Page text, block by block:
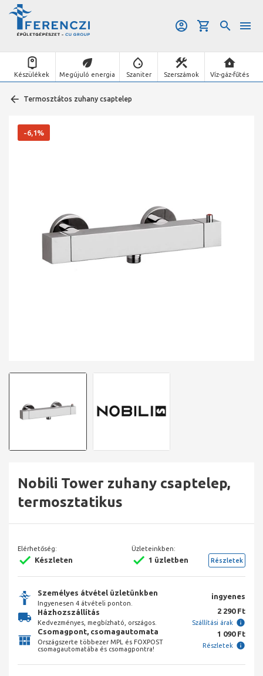
Készülékek Megújuló energia Szaniter Szerszámok Víz-gáz-fűtés
Termosztátos zuhany csaptelep
Nobili Tower zuhany csaptelep,
termosztatikus
-6,1%
Elérhetőség:
Készleten
Üzleteinkben:
1 üzletben Részletek
Személyes átvétel üzletünkben
Ingyenesen 4 átvételi ponton.
ingyenes
Házhozszállítás
Kedvezményes, megbízható, országos.
2 290 Ft
Szállítási árak
Csomagpont, csomagautomata
Országszerte többezer MPL és FOXPOST
csomagautomatába és csomagpontra!
1 090 Ft
Részletek